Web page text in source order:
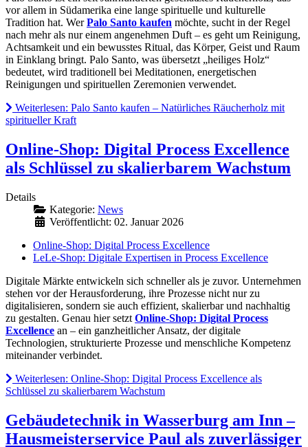
vor allem in Südamerika eine lange spirituelle und kulturelle
Tradition hat. WerPalo Santo kaufen möchte, sucht in der Regel
nach mehr als nur einem angenehmen Duft – es geht um Reinigung,
Achtsamkeit und ein bewusstes Ritual, das Körper, Geist und Raum
in Einklang bringt. Palo Santo, was übersetzt „heiliges Holz“
bedeutet, wird traditionell bei Meditationen, energetischen
Reinigungen und spirituellen Zeremonien verwendet.
Weiterlesen: Palo Santo kaufen – Natürliches Räucherholz mit
spiritueller Kraft
Online-Shop: Digital Process Excellence
als Schlüssel zu skalierbarem Wachstum
Details
Kategorie: News
Veröffentlicht: 02. Januar 2026
Online-Shop: Digital Process Excellence
LeLe-Shop: Digitale Expertisen in Process Excellence
Digitale Märkte entwickeln sich schneller als je zuvor. Unternehmen
stehen vor der Herausforderung, ihre Prozesse nicht nur zu
digitalisieren, sondern sie auch effizient, skalierbar und nachhaltig
zu gestalten. Genau hier setzt Online-Shop: Digital Process
Excellence an – ein ganzheitlicher Ansatz, der digitale
Technologien, strukturierte Prozesse und menschliche Kompetenz
miteinander verbindet.
Weiterlesen: Online-Shop: Digital Process Excellence als
Schlüssel zu skalierbarem Wachstum
Gebäudetechnik in Wasserburg am Inn –
Hausmeisterservice Paul als zuverlässiger